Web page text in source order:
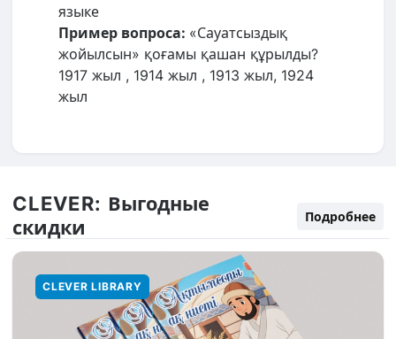
языке
Пример вопроса: «Сауатсыздық
жойылсын» қоғамы қашан құрылды?
1917 жыл , 1914 жыл , 1913 жыл, 1924
жыл
CLEVER: Выгодные
скидки
Подробнее
CLEVER LIBRARY